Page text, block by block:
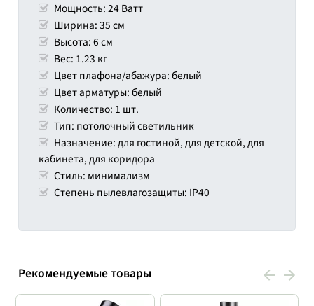
Мощность: 24 Ватт
Ширина: 35 см
Высота: 6 см
Вес: 1.23 кг
Цвет плафона/абажура: белый
Цвет арматуры: белый
Количество: 1 шт.
Тип: потолочный светильник
Назначение: для гостиной, для детской, для
кабинета, для коридора
Стиль: минимализм
Степень пылевлагозащиты: IP40
Рекомендуемые товары